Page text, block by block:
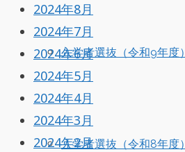
入学者選抜（令和9年度）
入学者選抜（令和8年度）
2024年8月
2024年7月
2024年6月
2024年5月
2024年4月
2024年3月
2024年2月